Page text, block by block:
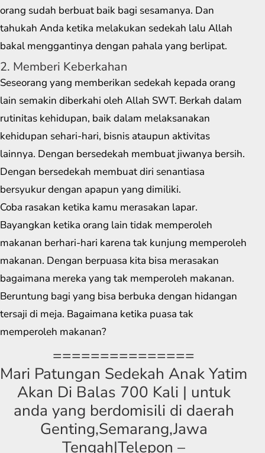
orang sudah berbuat baik bagi sesamanya. Dan
tahukah Anda ketika melakukan sedekah lalu Allah
bakal menggantinya dengan pahala yang berlipat.
2. Memberi Keberkahan
Seseorang yang memberikan sedekah kepada orang
lain semakin diberkahi oleh Allah SWT. Berkah dalam
rutinitas kehidupan, baik dalam melaksanakan
kehidupan sehari-hari, bisnis ataupun aktivitas
lainnya. Dengan bersedekah membuat jiwanya bersih.
Dengan bersedekah membuat diri senantiasa
bersyukur dengan apapun yang dimiliki.
Coba rasakan ketika kamu merasakan lapar.
Bayangkan ketika orang lain tidak memperoleh
makanan berhari-hari karena tak kunjung memperoleh
makanan. Dengan berpuasa kita bisa merasakan
bagaimana mereka yang tak memperoleh makanan.
Beruntung bagi yang bisa berbuka dengan hidangan
tersaji di meja. Bagaimana ketika puasa tak
memperoleh makanan?
===============
Mari Patungan Sedekah Anak Yatim
Akan Di Balas 700 Kali | untuk
anda yang berdomisili di daerah
Genting,Semarang,Jawa
Tengah|Telepon –